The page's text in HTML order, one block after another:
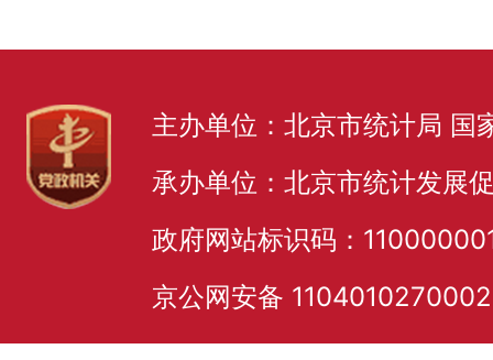
主办单位：北京市统计局 国
承办单位：北京市统计发展
政府网站标识码：
京公网安备